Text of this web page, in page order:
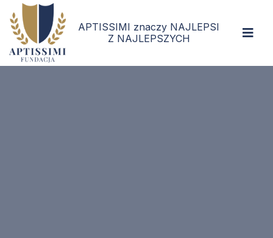
APTISSIMI znaczy NAJLEPSI
Z NAJLEPSZYCH